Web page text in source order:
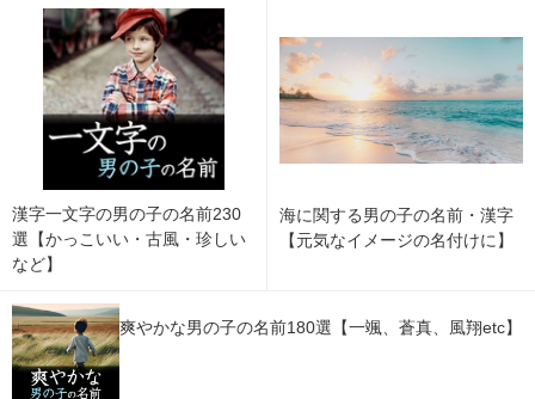
漢字一文字の男の子の名前230
選【かっこいい・古風・珍しい
など】
海に関する男の子の名前・漢字
【元気なイメージの名付けに】
爽やかな男の子の名前180選【一颯、蒼真、風翔etc】